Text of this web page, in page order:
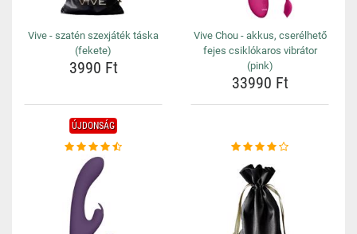
Vive - szatén szexjáték táska
(fekete)
3990 Ft
Vive Chou - akkus, cserélhető
fejes csiklókaros vibrátor
(pink)
33990 Ft
ÚJDONSÁG